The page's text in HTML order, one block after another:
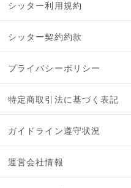
シッター利用規約
シッター契約約款
プライバシーポリシー
特定商取引法に基づく表記
ガイドライン遵守状況
運営会社情報